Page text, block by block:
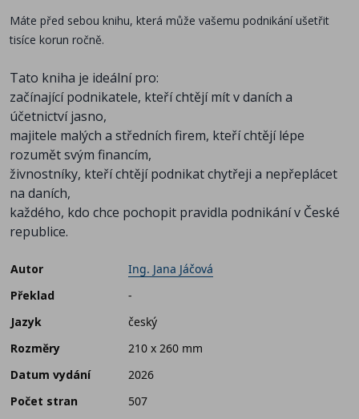
Máte před sebou knihu, která může vašemu podnikání ušetřit
tisíce korun ročně.
Tato kniha je ideální pro:
začínající podnikatele, kteří chtějí mít v daních a
účetnictví jasno,
majitele malých a středních firem, kteří chtějí lépe
rozumět svým financím,
živnostníky, kteří chtějí podnikat chytřeji a nepřeplácet
na daních,
každého, kdo chce pochopit pravidla podnikání v České
republice.
Autor
Ing. Jana Jáčová
Překlad
-
Jazyk
český
Rozměry
210 x 260 mm
Datum vydání
2026
Počet stran
507